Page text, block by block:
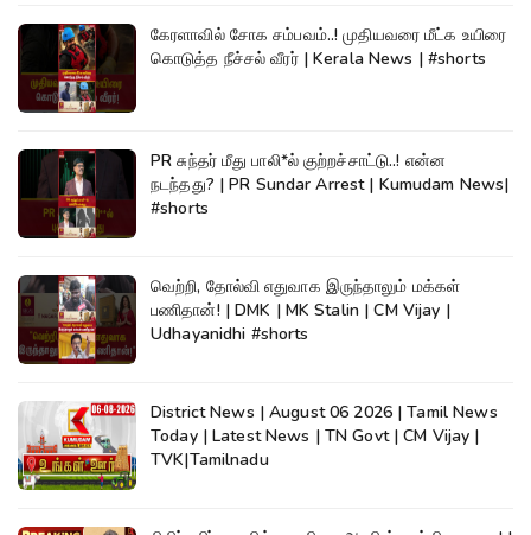
கேரளாவில் சோக சம்பவம்..! முதியவரை மீட்க உயிரை
கொடுத்த நீச்சல் வீரர் | Kerala News | #shorts
PR சுந்தர் மீது பாலி*ல் குற்றச்சாட்டு..! என்ன
நடந்தது? | PR Sundar Arrest | Kumudam News|
#shorts
வெற்றி, தோல்வி எதுவாக இருந்தாலும் மக்கள்
பணிதான்! | DMK | MK Stalin | CM Vijay |
Udhayanidhi #shorts
District News | August 06 2026 | Tamil News
Today | Latest News | TN Govt | CM Vijay |
TVK|Tamilnadu